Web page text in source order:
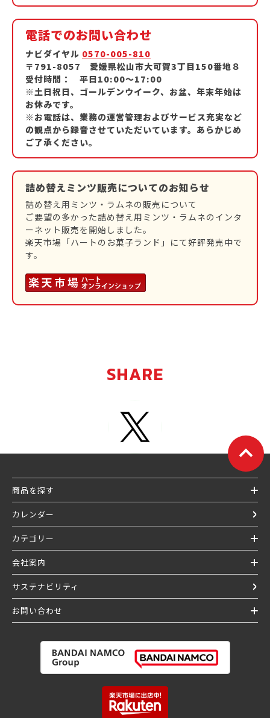
電話でのお問い合わせ
ナビダイヤル 0570-005-810
〒791-8057 愛媛県松山市大可賀3丁目150番地８
受付時間： 平日10:00～17:00
※土日祝日、ゴールデンウイーク、お盆、年末年始は
お休みです。
※お電話は、業務の運営管理およびサービス充実など
の観点から録音させていただいています。あらかじめ
ご了承ください。
詰め替えミンツ販売についてのお知らせ
詰め替え用ミンツ・ラムネの販売について
ご要望の多かった詰め替え用ミンツ・ラムネのインタ
ーネット販売を開始しました。
楽天市場「ハートのお菓子ランド」にて好評発売中で
す。
SHARE
商品を探す
カレンダー
カテゴリー
会社案内
サステナビリティ
お問い合わせ